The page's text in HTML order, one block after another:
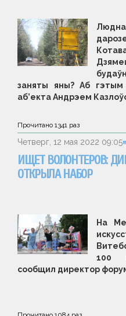
заняты яны? Аб
аб’екта Андрэем
Прочитано 1341 раз
Четверг, 12 мая 2022 09:05
ИЩЕТ ВОЛОНТЕРОВ:
ОТКРЫЛА НАБОР
На
100
сообщил директор